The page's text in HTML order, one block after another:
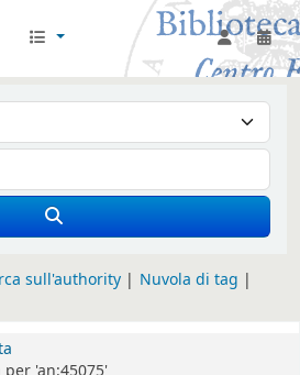
Nacional Española en
sull'authority
Nuvola di tag